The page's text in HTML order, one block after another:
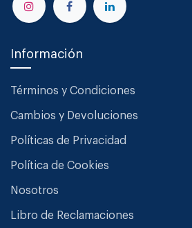
Información
Términos y Condiciones
Cambios y Devoluciones
Políticas de Privacidad
Política de Cookies
Nosotros
Libro de Reclamaciones